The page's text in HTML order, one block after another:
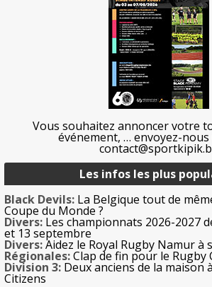
Vous souhaitez annoncer votre
événement, … envoyez-nous
Les infos les plus
Black Devils: La Belgique tout de
Coupe du Monde ?
Divers: Les championnats 2026-2027
et 13 septembre
Divers:Aidez le Royal Rugby Namur à
Régionales:Clap de fin pour le Rugby
Division 3: Deux anciens de la maison
Citizens